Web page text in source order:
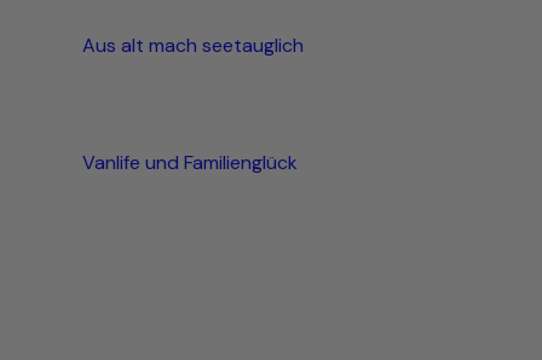
Aus alt mach seetauglich
Vanlife und Familienglück